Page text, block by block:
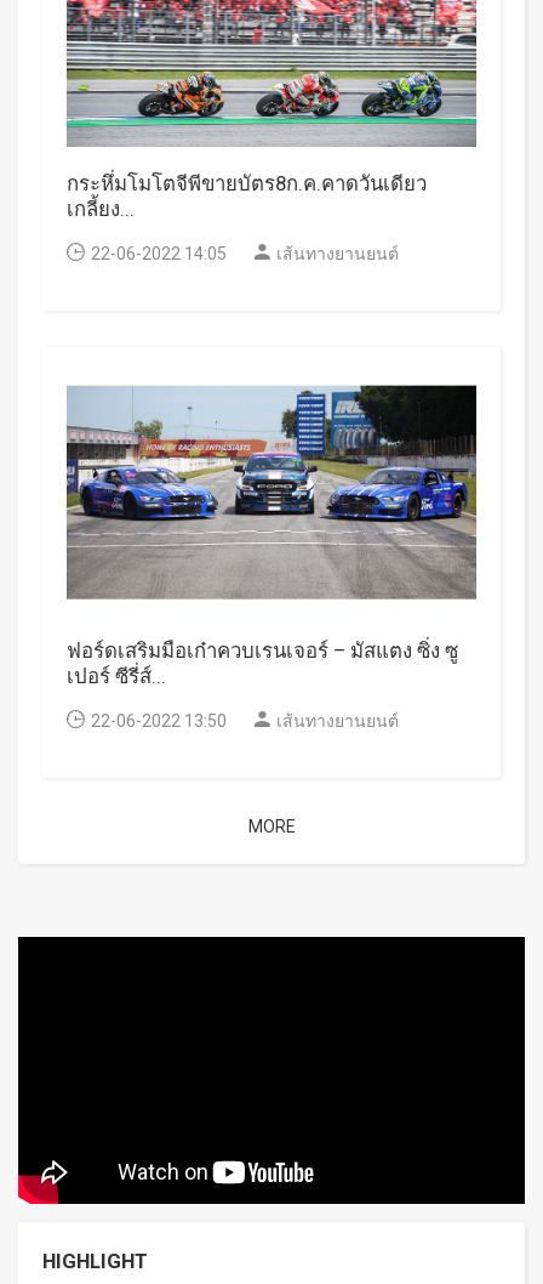
กระหึ่มโมโตจีพีขายบัตร8ก.ค.คาดวันเดียว
เกลี้ยง...
22-06-2022 14:05 เส้นทางยานยนต์
ฟอร์ดเสริมมือเก๋าควบเรนเจอร์ – มัสแตง ซิ่ง ซู
เปอร์ ซีรี่ส์...
22-06-2022 13:50 เส้นทางยานยนต์
MORE
HIGHLIGHT